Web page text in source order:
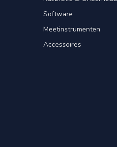
Software
Meetinstrumenten
Accessoires